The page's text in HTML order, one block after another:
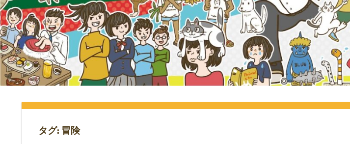
ス
ト
専
門
サ
き
る
人
物
イ
ラ
ス
専
タグ: 冒険